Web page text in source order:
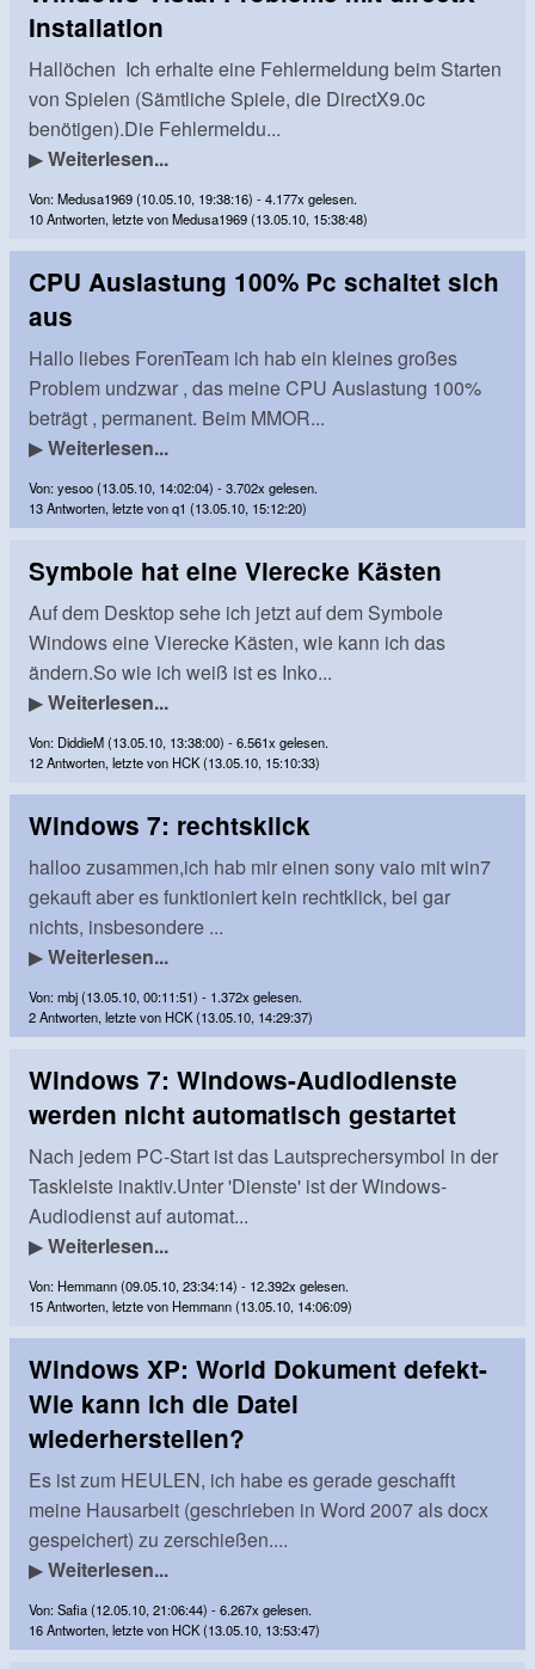
Installation
Hallöchen Ich erhalte eine Fehlermeldung beim Starten
von Spielen (Sämtliche Spiele, die DirectX9.0c
benötigen).Die Fehlermeldu...
▶Weiterlesen...
Von: Medusa1969 (10.05.10, 19:38:16) - 4.177x gelesen.
10 Antworten, letzte von Medusa1969 (13.05.10, 15:38:48)
CPU Auslastung 100% Pc schaltet sich
aus
Hallo liebes ForenTeam ich hab ein kleines großes
Problem undzwar , das meine CPU Auslastung 100%
beträgt , permanent. Beim MMOR...
▶Weiterlesen...
Von: yesoo (13.05.10, 14:02:04) - 3.702x gelesen.
13 Antworten, letzte von q1 (13.05.10, 15:12:20)
Symbole hat eine Vierecke Kästen
Auf dem Desktop sehe ich jetzt auf dem Symbole
Windows eine Vierecke Kästen, wie kann ich das
ändern.So wie ich weiß ist es Inko...
▶Weiterlesen...
Von: DiddieM (13.05.10, 13:38:00) - 6.561x gelesen.
12 Antworten, letzte von HCK (13.05.10, 15:10:33)
Windows 7: rechtsklick
halloo zusammen,ich hab mir einen sony vaio mit win7
gekauft aber es funktioniert kein rechtklick, bei gar
nichts, insbesondere ...
▶Weiterlesen...
Von: mbj (13.05.10, 00:11:51) - 1.372x gelesen.
2 Antworten, letzte von HCK (13.05.10, 14:29:37)
Windows 7: Windows-Audiodienste
werden nicht automatisch gestartet
Nach jedem PC-Start ist das Lautsprechersymbol in der
Taskleiste inaktiv.Unter 'Dienste' ist der Windows-
Audiodienst auf automat...
▶Weiterlesen...
Von: Hemmann (09.05.10, 23:34:14) - 12.392x gelesen.
15 Antworten, letzte von Hemmann (13.05.10, 14:06:09)
Windows XP: World Dokument defekt-
Wie kann ich die Datei
wiederherstellen?
Es ist zum HEULEN, ich habe es gerade geschafft
meine Hausarbeit (geschrieben in Word 2007 als docx
gespeichert) zu zerschießen....
▶Weiterlesen...
Von: Safia (12.05.10, 21:06:44) - 6.267x gelesen.
16 Antworten, letzte von HCK (13.05.10, 13:53:47)